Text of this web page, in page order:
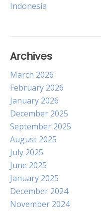
navigation
Indonesia
Archives
March 2026
February 2026
January 2026
December 2025
September 2025
August 2025
July 2025
June 2025
January 2025
December 2024
November 2024